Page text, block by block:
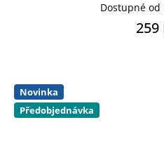
Dostupné od
259
Novinka
Předobjednávka